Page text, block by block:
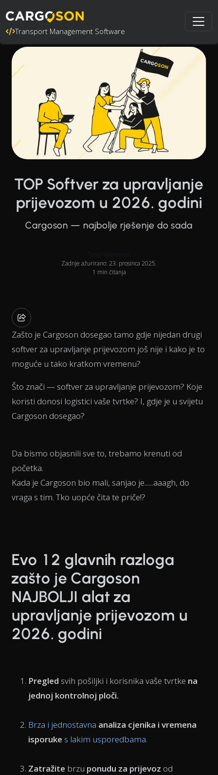
Transport Management Software
TOP Softver za upravljanje
prijevozom u 2026. godini
Cargoson — najbolje rješenje do sada
Tanel Vaarmann
Zadnje ažurirano: 23. prosinca 2025.
1 min čitanja
Zašto je Cargoson dosegao tamo gdje nijedan drugi
softver za upravljanje prijevozom još nije i kako je to
moguće u tako kratkom vremenu?
Što znači — softver za upravljanje prijevozom? Koje
koristi donosi logistici vaše tvrtke? I, gdje je u svijetu
Cargoson dosegao?
Da bismo objasnili sve to, trebamo krenuti od
početka.
Kada je Cargoson bio mali, sanjao je......aaagh, do
vraga s tim. Tko uopće čita te priče!?
Evo 12 glavnih razloga
zašto je Cargoson
NAJBOLJI alat za
upravljanje prijevozom u
2026. godini
Pregled svih pošiljki i korisnika vaše tvrtke na
jednoj kontrolnoj ploči.
Brza i jednostavna analiza cjenika i vremena
isporuke s lakim usporedbama.
Zatražite brzu ponudu za prijevoz od